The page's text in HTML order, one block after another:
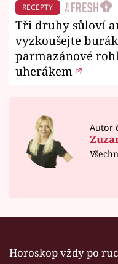
RECEPTY
Tři druhy sůloví
vyzkoušejte
parmazánové
uherákem
Autor
Horoskop vždy po